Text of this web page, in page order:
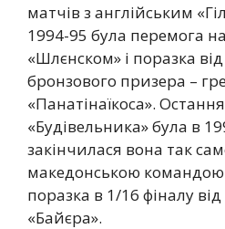
матчів з англійським
1994-95 була перемога
«Шлєнском» і поразка
бронзового призера –
«Панатінаїкоса».
«Будівельника» була в
закінчилася вона так
македонською командою
поразка в 1/16 фіналу
«Байєра».